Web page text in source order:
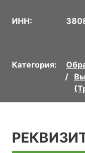
ИНН:
Категория: